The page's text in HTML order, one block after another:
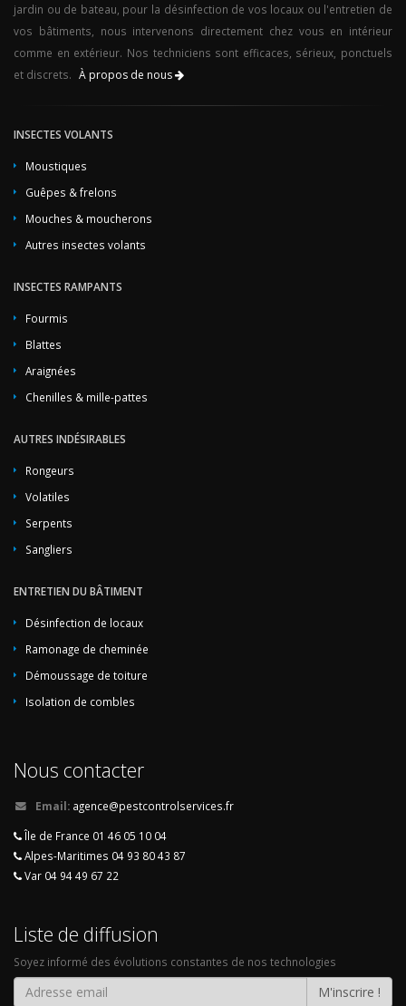
jardin ou de bateau, pour la désinfection de vos locaux ou l'entretien de
vos bâtiments, nous intervenons directement chez vous en intérieur
comme en extérieur. Nos techniciens sont efficaces, sérieux, ponctuels
et discrets. À propos de nous
INSECTES VOLANTS
Moustiques
Guêpes & frelons
Mouches & moucherons
Autres insectes volants
INSECTES RAMPANTS
Fourmis
Blattes
Araignées
Chenilles & mille-pattes
AUTRES INDÉSIRABLES
Rongeurs
Volatiles
Serpents
Sangliers
ENTRETIEN DU BÂTIMENT
Désinfection de locaux
Ramonage de cheminée
Démoussage de toiture
Isolation de combles
Nous contacter
Email: agence@pestcontrolservices.fr
Île de France 01 46 05 10 04
Alpes-Maritimes 04 93 80 43 87
Var 04 94 49 67 22
Liste de diffusion
Soyez informé des évolutions constantes de nos technologies
M'inscrire !